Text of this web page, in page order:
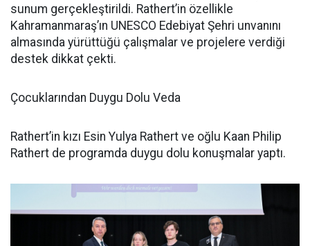
sunum gerçekleştirildi. Rathert’in özellikle
Kahramanmaraş’ın UNESCO Edebiyat Şehri unvanını
almasında yürüttüğü çalışmalar ve projelere verdiği
destek dikkat çekti.
Çocuklarından Duygu Dolu Veda
Rathert’in kızı Esin Yulya Rathert ve oğlu Kaan Philip
Rathert de programda duygu dolu konuşmalar yaptı.